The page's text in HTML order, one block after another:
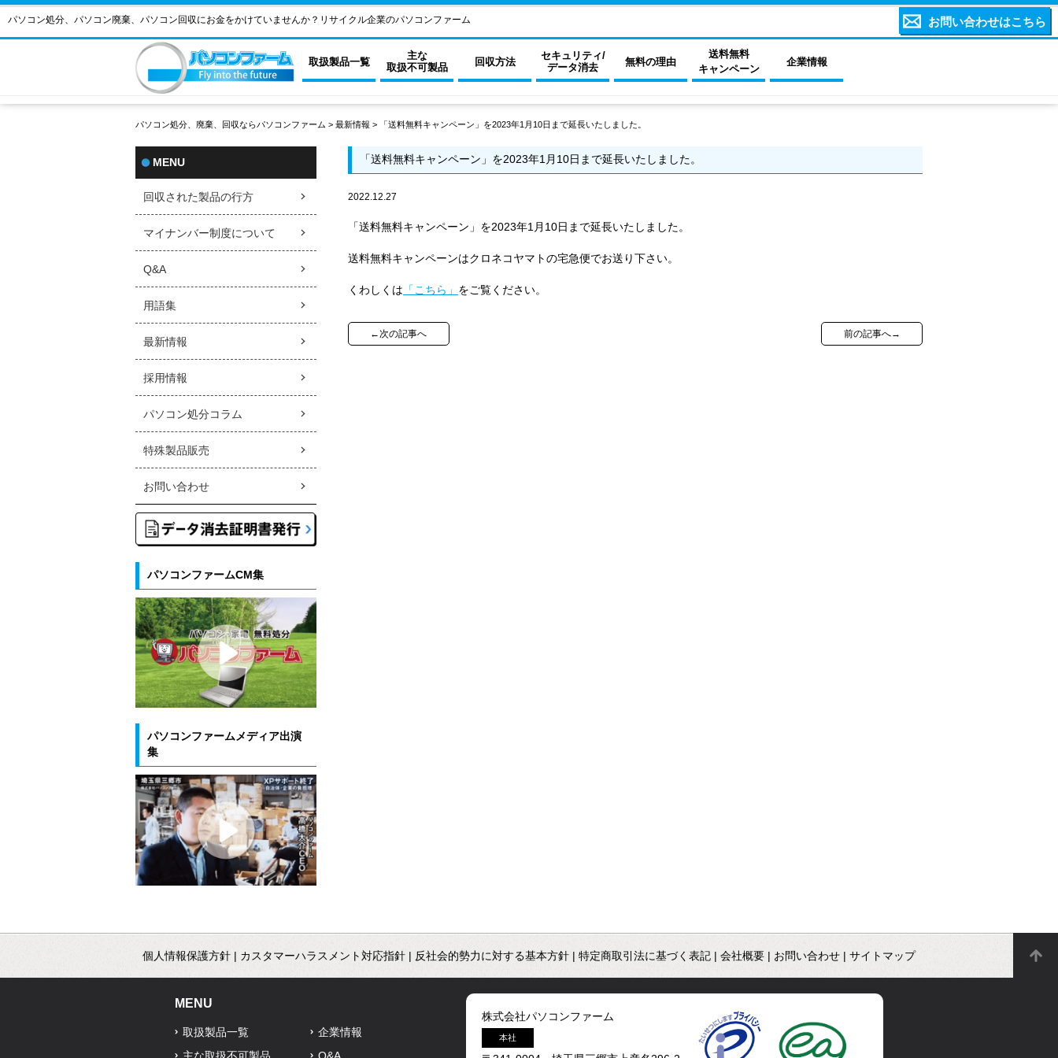
パソコン処分、パソコン廃棄、パソコン回収にお金をかけていませんか？リサイクル企業のパソコンファーム お問い合わせはこちら
取扱製品一覧
主な
取扱不可製品
回収方法
セキュリティ/
データ消去
無料の理由
送料無料
キャンペーン
企業情報
パソコン処分、廃棄、回収ならパソコンファーム > 最新情報 > 「送料無料キャンペーン」を2023年1月10日まで延長いたしました。
「送料無料キャンペーン」を2023年1月10日まで延長いたしました。
2022.12.27
「送料無料キャンペーン」を2023年1月10日まで延長いたしました。
送料無料キャンペーンはクロネコヤマトの宅急便でお送り下さい。
くわしくは 「こちら」 をご覧ください。
前の記事へ→
←次の記事へ
MENU
回収された製品の行方
マイナンバー制度について
Q&A
用語集
最新情報
採用情報
パソコン処分コラム
特殊製品販売
お問い合わせ
パソコンファームCM集
パソコンファームメディア出演
集
個人情報保護方針 | カスタマーハラスメント対応指針 | 反社会的勢力に対する基本方針 | 特定商取引法に基づく表記 | 会社概要 | お問い合わせ | サイトマップ
MENU
取扱製品一覧
企業情報
株式会社パソコンファーム
本社